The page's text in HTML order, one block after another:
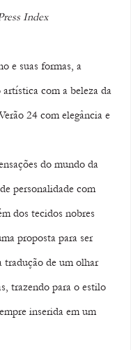
Index
e suas formas, a
com a beleza da
24 com elegância e
do mundo da
personalidade com
dos tecidos nobres
proposta para ser
tradução de um olhar
trazendo para o estilo
inserida em um